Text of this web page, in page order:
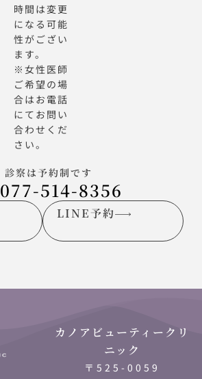
時間は変更
になる可能
性がござい
ます。
※女性医師
ご希望の場
合はお電話
にてお問い
合わせくだ
さい。
診察は予約制です
077-514-8356
LINE予約
カノアビューティークリ
ニック
〒525-0059